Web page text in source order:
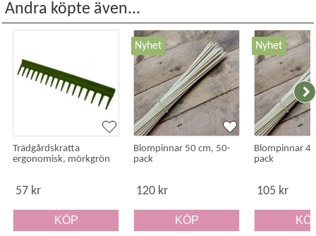
Andra köpte även...
Trädgårdskratta
ergonomisk, mörkgrön
57 kr
KÖP
Nyhet
Blompinnar 50 cm, 50-
pack
120 kr
KÖP
Nyhet
Blompinnar
pack
105 kr